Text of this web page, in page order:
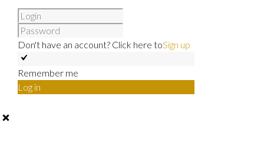
Don't have an account? Click here toSign up
Remember me
Log in